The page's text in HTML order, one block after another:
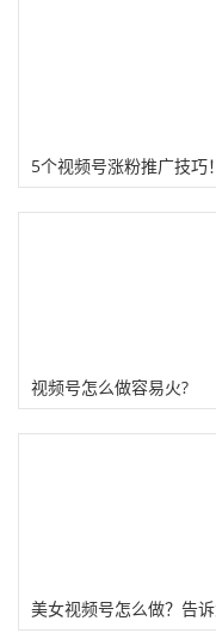
5个视频号涨粉推广技巧！
拿走不谢！
视频号怎么做容易火?
美女视频号怎么做？告